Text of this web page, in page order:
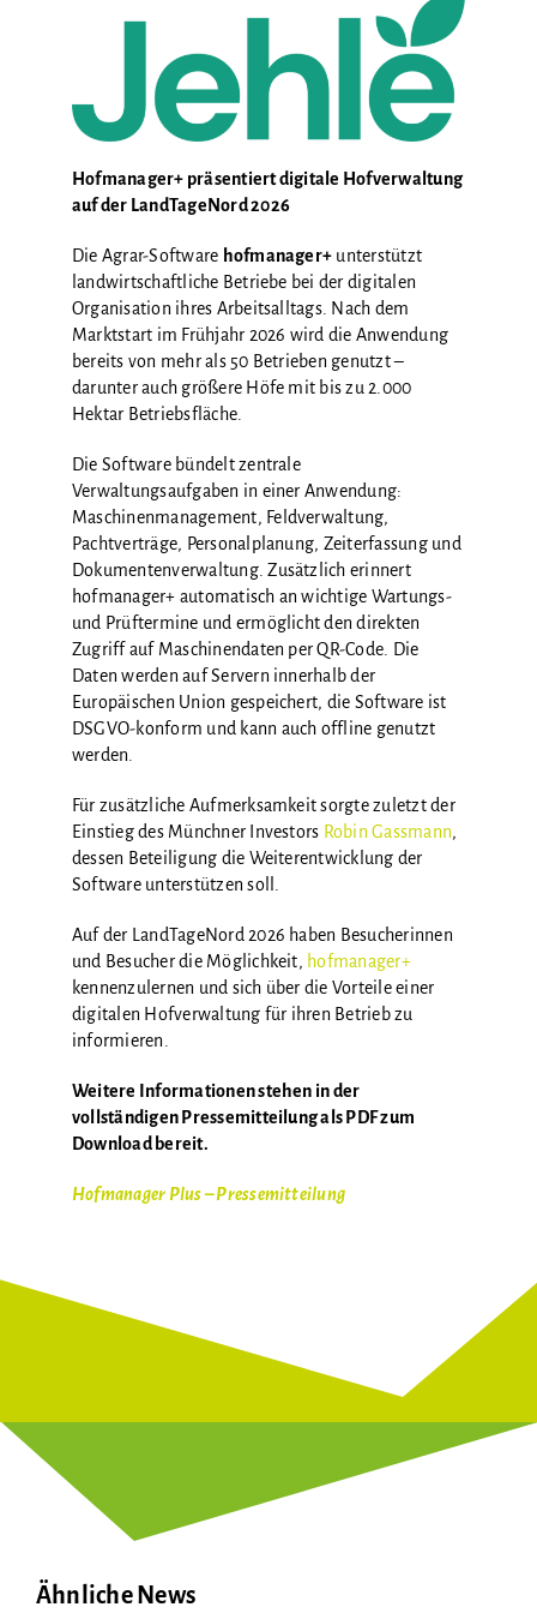
Hofmanager+ präsentiert digitale Hofverwaltung
auf der LandTageNord 2026
Die Agrar-Software hofmanager+ unterstützt
landwirtschaftliche Betriebe bei der digitalen
Organisation ihres Arbeitsalltags. Nach dem
Marktstart im Frühjahr 2026 wird die Anwendung
bereits von mehr als 50 Betrieben genutzt –
darunter auch größere Höfe mit bis zu 2.000
Hektar Betriebsfläche.
Die Software bündelt zentrale
Verwaltungsaufgaben in einer Anwendung:
Maschinenmanagement, Feldverwaltung,
Pachtverträge, Personalplanung, Zeiterfassung und
Dokumentenverwaltung. Zusätzlich erinnert
hofmanager+ automatisch an wichtige Wartungs-
und Prüftermine und ermöglicht den direkten
Zugriff auf Maschinendaten per QR-Code. Die
Daten werden auf Servern innerhalb der
Europäischen Union gespeichert, die Software ist
DSGVO-konform und kann auch offline genutzt
werden.
Für zusätzliche Aufmerksamkeit sorgte zuletzt der
Einstieg des Münchner Investors Robin Gassmann,
dessen Beteiligung die Weiterentwicklung der
Software unterstützen soll.
Auf der LandTageNord 2026 haben Besucherinnen
und Besucher die Möglichkeit, hofmanager+
kennenzulernen und sich über die Vorteile einer
digitalen Hofverwaltung für ihren Betrieb zu
informieren.
Weitere Informationen stehen in der
vollständigen Pressemitteilung als PDF zum
Download bereit.
Hofmanager Plus – Pressemitteilung
Ähnliche News